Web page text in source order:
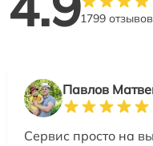
1799 отзывов
Павлов
Сервис просто на